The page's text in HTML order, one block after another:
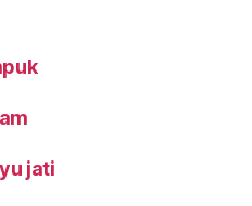
jati